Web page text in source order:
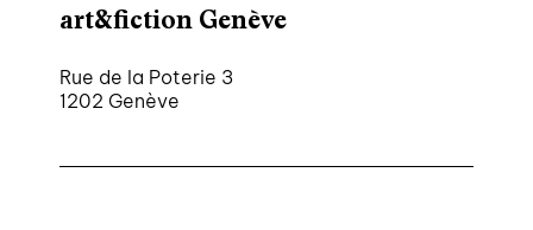
art&fiction Genève
Rue de la Poterie 3
1202 Genève